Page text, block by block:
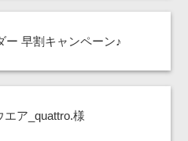
ー 早割キャンペーン♪
エア_quattro.様